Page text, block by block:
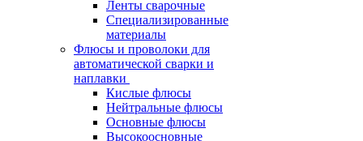
Ленты сварочные
Специализированные
материалы
Флюсы и проволоки для
автоматической сварки и
наплавки
Кислые флюсы
Нейтральные флюсы
Основные флюсы
Высокоосновные